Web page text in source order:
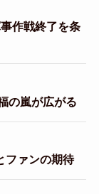
作戦終了を条
の嵐が広がる
ファンの期待